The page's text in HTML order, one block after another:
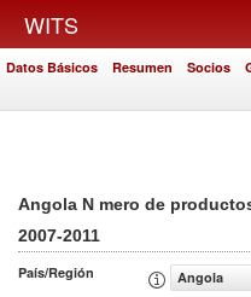
WITS
Datos Básicos Resumen Socios
Angola N mero de
2007-2011
País/Región
Angola